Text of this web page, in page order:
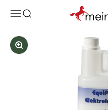
MenüSuche meinpferd.de
Bild vergrößern